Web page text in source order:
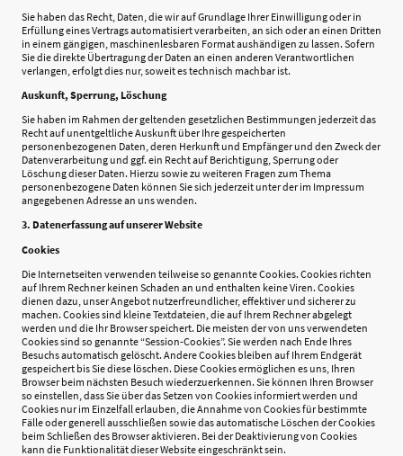
Sie haben das Recht, Daten, die wir auf Grundlage Ihrer Einwilligung oder in
Erfüllung eines Vertrags automatisiert verarbeiten, an sich oder an einen Dritten
in einem gängigen, maschinenlesbaren Format aushändigen zu lassen. Sofern
Sie die direkte Übertragung der Daten an einen anderen Verantwortlichen
verlangen, erfolgt dies nur, soweit es technisch machbar ist.
Auskunft, Sperrung, Löschung
Sie haben im Rahmen der geltenden gesetzlichen Bestimmungen jederzeit das
Recht auf unentgeltliche Auskunft über Ihre gespeicherten
personenbezogenen Daten, deren Herkunft und Empfänger und den Zweck der
Datenverarbeitung und ggf. ein Recht auf Berichtigung, Sperrung oder
Löschung dieser Daten. Hierzu sowie zu weiteren Fragen zum Thema
personenbezogene Daten können Sie sich jederzeit unter der im Impressum
angegebenen Adresse an uns wenden.
3. Datenerfassung auf unserer Website
Cookies
Die Internetseiten verwenden teilweise so genannte Cookies. Cookies richten
auf Ihrem Rechner keinen Schaden an und enthalten keine Viren. Cookies
dienen dazu, unser Angebot nutzerfreundlicher, effektiver und sicherer zu
machen. Cookies sind kleine Textdateien, die auf Ihrem Rechner abgelegt
werden und die Ihr Browser speichert. Die meisten der von uns verwendeten
Cookies sind so genannte “Session-Cookies”. Sie werden nach Ende Ihres
Besuchs automatisch gelöscht. Andere Cookies bleiben auf Ihrem Endgerät
gespeichert bis Sie diese löschen. Diese Cookies ermöglichen es uns, Ihren
Browser beim nächsten Besuch wiederzuerkennen. Sie können Ihren Browser
so einstellen, dass Sie über das Setzen von Cookies informiert werden und
Cookies nur im Einzelfall erlauben, die Annahme von Cookies für bestimmte
Fälle oder generell ausschließen sowie das automatische Löschen der Cookies
beim Schließen des Browser aktivieren. Bei der Deaktivierung von Cookies
kann die Funktionalität dieser Website eingeschränkt sein.